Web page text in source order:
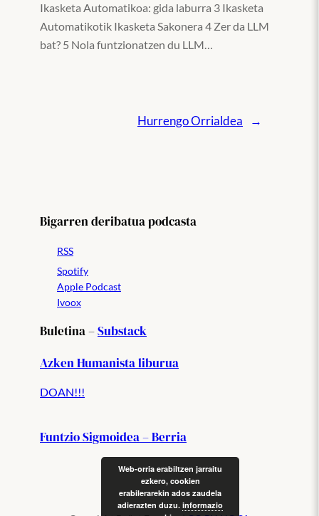
Ikasketa Automatikoa: gida laburra 3 Ikasketa
Automatikotik Ikasketa Sakonera 4 Zer da LLM
bat? 5 Nola funtzionatzen du LLM…
Hurrengo Orrialdea →
Bigarren deribatua podcasta
RSS
Spotify
Apple Podcast
Ivoox
Buletina –Substack
Azken Humanista liburua
DOAN!!!
Funtzio Sigmoidea – Berria
Web-orria erabiltzen jarraitu
ezkero, cookien
erabilerarekin ados zaudela
adierazten duzu. informazio